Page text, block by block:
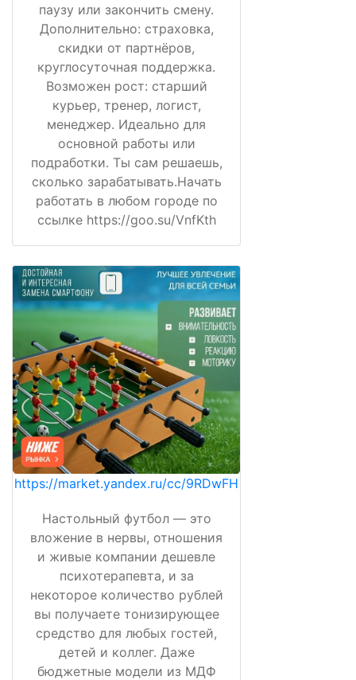
паузу или закончить смену.
Дополнительно: страховка,
скидки от партнёров,
круглосуточная поддержка.
Возможен рост: старший
курьер, тренер, логист,
менеджер. Идеально для
основной работы или
подработки. Ты сам решаешь,
сколько зарабатывать.Начать
работать в любом городе по
ссылке https://goo.su/VnfKth
https://market.yandex.ru/cc/9RDwFH
Настольный футбол — это
вложение в нервы, отношения
и живые компании дешевле
психотерапевта, и за
некоторое количество рублей
вы получаете тонизирующее
средство для любых гостей,
детей и коллег. Даже
бюджетные модели из МДФ